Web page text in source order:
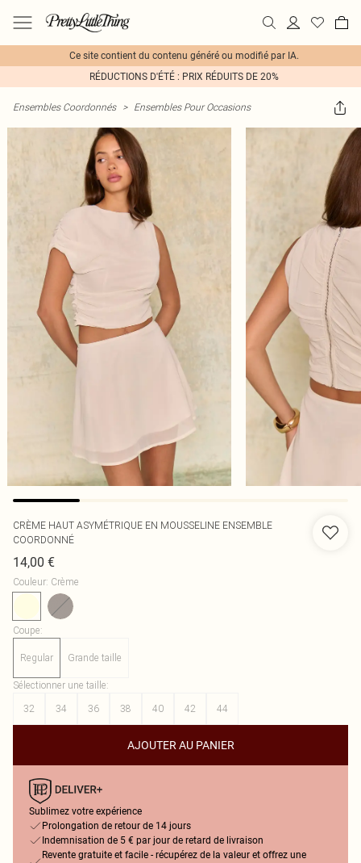
Ce site contient du contenu généré ou modifié par IA.
RÉDUCTIONS D'ÉTÉ : PRIX RÉDUITS DE 20%
Ensembles Coordonnés > Ensembles Pour Occasions
CRÈME HAUT ASYMÉTRIQUE EN MOUSSELINE ENSEMBLE
COORDONNÉ
14,00 €
Couleur: Crème
Coupe:
Regular Grande taille
Sélectionner une taille:
32
34 36 38 40 42 44
AJOUTER AU PANIER
Sublimez votre expérience
Prolongation de retour de 14 jours
Indemnisation de 5 € par jour de retard de livraison
Revente gratuite et facile - récupérez de la valeur et offrez une